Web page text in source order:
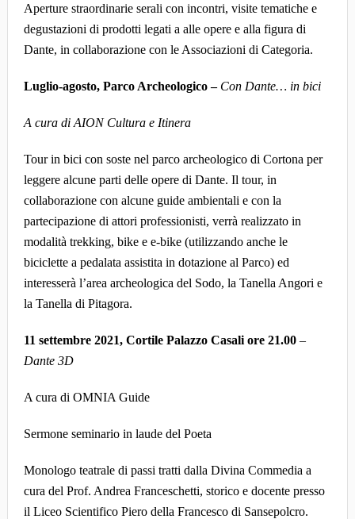
Aperture straordinarie serali con incontri, visite tematiche e
degustazioni di prodotti legati a alle opere e alla figura di
Dante, in collaborazione con le Associazioni di Categoria.
Luglio-agosto, Parco Archeologico – Con Dante… in bici
A cura di AION Cultura e Itinera
Tour in bici con soste nel parco archeologico di Cortona per
leggere alcune parti delle opere di Dante. Il tour, in
collaborazione con alcune guide ambientali e con la
partecipazione di attori professionisti, verrà realizzato in
modalità trekking, bike e e-bike (utilizzando anche le
biciclette a pedalata assistita in dotazione al Parco) ed
interesserà l’area archeologica del Sodo, la Tanella Angori e
la Tanella di Pitagora.
11 settembre 2021, Cortile Palazzo Casali ore 21.00–
Dante 3D
A cura di OMNIA Guide
Sermone seminario in laude del Poeta
Monologo teatrale di passi tratti dalla Divina Commedia a
cura del Prof. Andrea Franceschetti, storico e docente presso
il Liceo Scientifico Piero della Francesco di Sansepolcro.